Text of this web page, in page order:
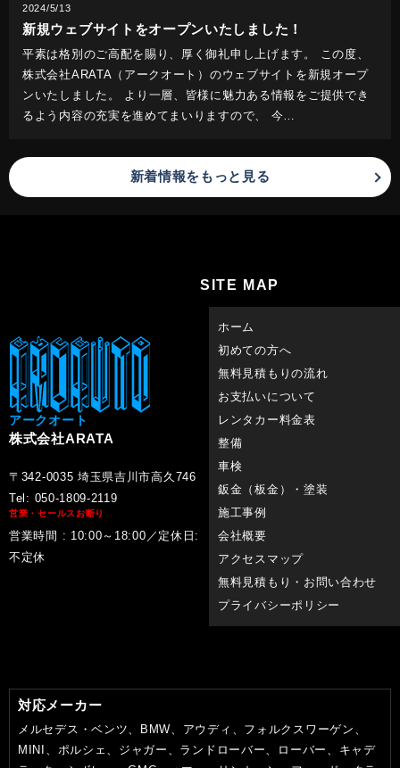
2024/5/13
新規ウェブサイトをオープンいたしました！
平素は格別のご高配を賜り、厚く御礼申し上げます。 この度、
株式会社ARATA（アークオート）のウェブサイトを新規オープ
ンいたしました。 より一層、皆様に魅力ある情報をご提供でき
るよう内容の充実を進めてまいりますので、 今…
新着情報をもっと見る
アークオート
株式会社ARATA
〒342-0035 埼玉県吉川市高久746
Tel: 050-1809-2119
営業・セールスお断り
営業時間 : 10:00～18:00／定休日:
不定休
SITE MAP
ホーム
初めての方へ
無料見積もりの流れ
お支払いについて
レンタカー料金表
整備
車検
鈑金（板金）・塗装
施工事例
会社概要
アクセスマップ
無料見積もり・お問い合わせ
プライバシーポリシー
対応メーカー
メルセデス・ベンツ、BMW、アウディ、フォルクスワーゲン、
MINI、ポルシェ、ジャガー、ランドローバー、ローバー、キャデ